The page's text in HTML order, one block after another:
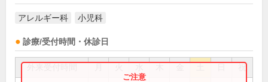
アレルギー科 小児科
診療/受付時間・休診日
祝